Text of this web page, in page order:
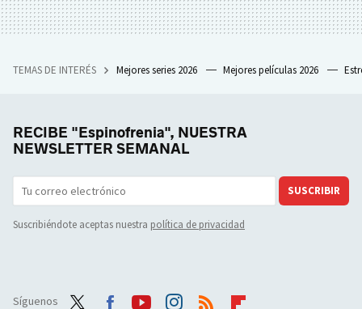
TEMAS DE INTERÉS Mejores series 2026 Mejores películas 2026
RECIBE "Espinofrenia", NUESTRA
NEWSLETTER SEMANAL
SUSCRIBIR
Suscribiéndote aceptas nuestra política de privacidad
Síguenos